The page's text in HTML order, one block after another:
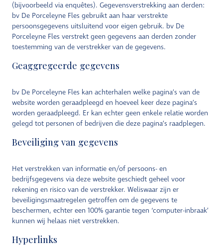
(bijvoorbeeld via enquêtes). Gegevensverstrekking aan derden:
bv De Porceleyne Fles gebruikt aan haar verstrekte
persoonsgegevens uitsluitend voor eigen gebruik. bv De
Porceleyne Fles verstrekt geen gegevens aan derden zonder
toestemming van de verstrekker van de gegevens.
Geaggregeerde gegevens
bv De Porceleyne Fles kan achterhalen welke pagina’s van de
website worden geraadpleegd en hoeveel keer deze pagina’s
worden geraadpleegd. Er kan echter geen enkele relatie worden
gelegd tot personen of bedrijven die deze pagina’s raadplegen.
Beveiliging van gegevens
Het verstrekken van informatie en/of persoons- en
bedrijfsgegevens via deze website geschiedt geheel voor
rekening en risico van de verstrekker. Weliswaar zijn er
beveiligingsmaatregelen getroffen om de gegevens te
beschermen, echter een 100% garantie tegen ‘computer-inbraak’
kunnen wij helaas niet verstrekken.
Hyperlinks